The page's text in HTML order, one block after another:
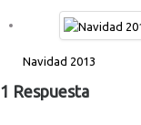
Navidad 2013
1 Respuesta